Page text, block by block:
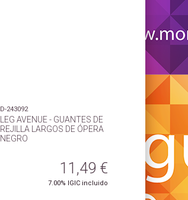
D-243092
LEG AVENUE - GUANTES DE
REJILLA LARGOS DE ÓPERA
NEGRO
11,49 €
7.00% IGIC incluido